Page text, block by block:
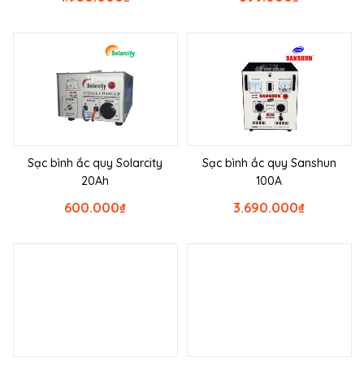
Sạc bình ắc quy Solarcity
20Ah
₫
600.000
Sạc bình ắc quy Sanshun
100A
₫
3.690.000